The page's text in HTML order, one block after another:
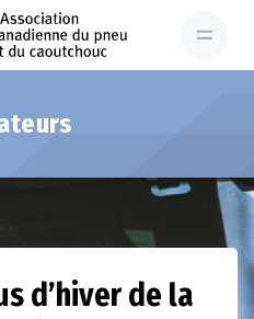
d’hiver de la